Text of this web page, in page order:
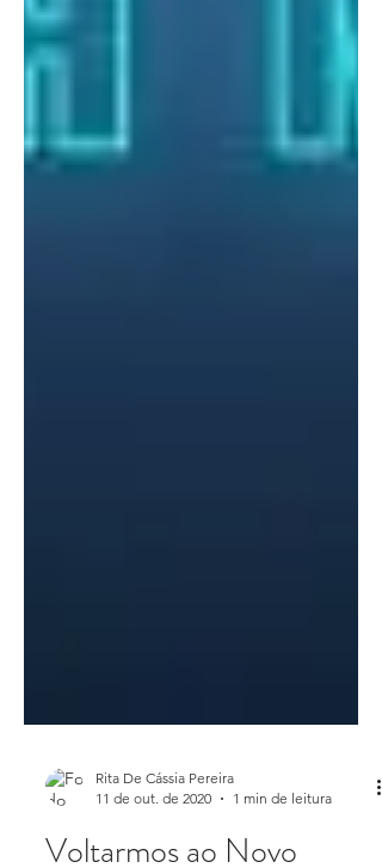
Rita De Cássia Pereira
11 de out. de 2020
1 min de leitura